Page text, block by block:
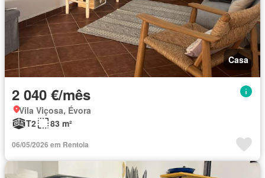
Casa
2 040 €/mês
Vila Viçosa, Évora
T2
83 m²
06/05/2026 em Rentola